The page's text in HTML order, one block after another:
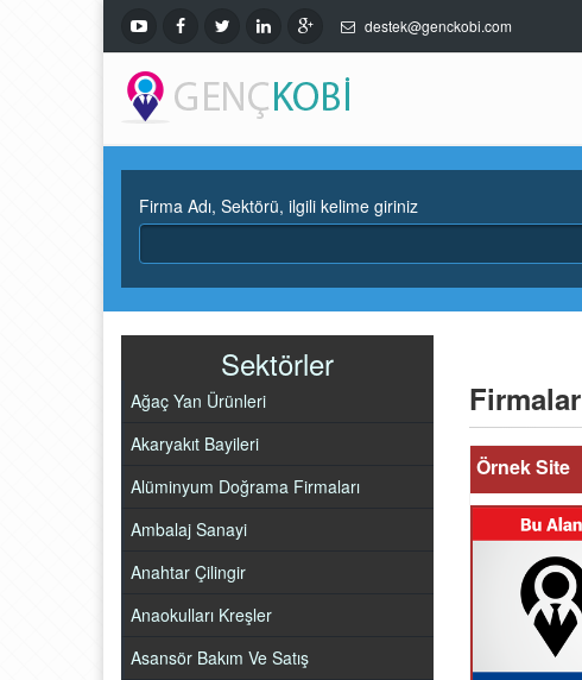
destek@genckobi.com
Firma Adı, Sektörü, ilgili kelime giriniz
Sektörler
Ağaç Yan Ürünleri
Akaryakıt Bayileri
Alüminyum Doğrama Firmaları
Ambalaj Sanayi
Anahtar Çilingir
Anaokulları Kreşler
Asansör Bakım Ve Satış
Firmalar
Örnek Site